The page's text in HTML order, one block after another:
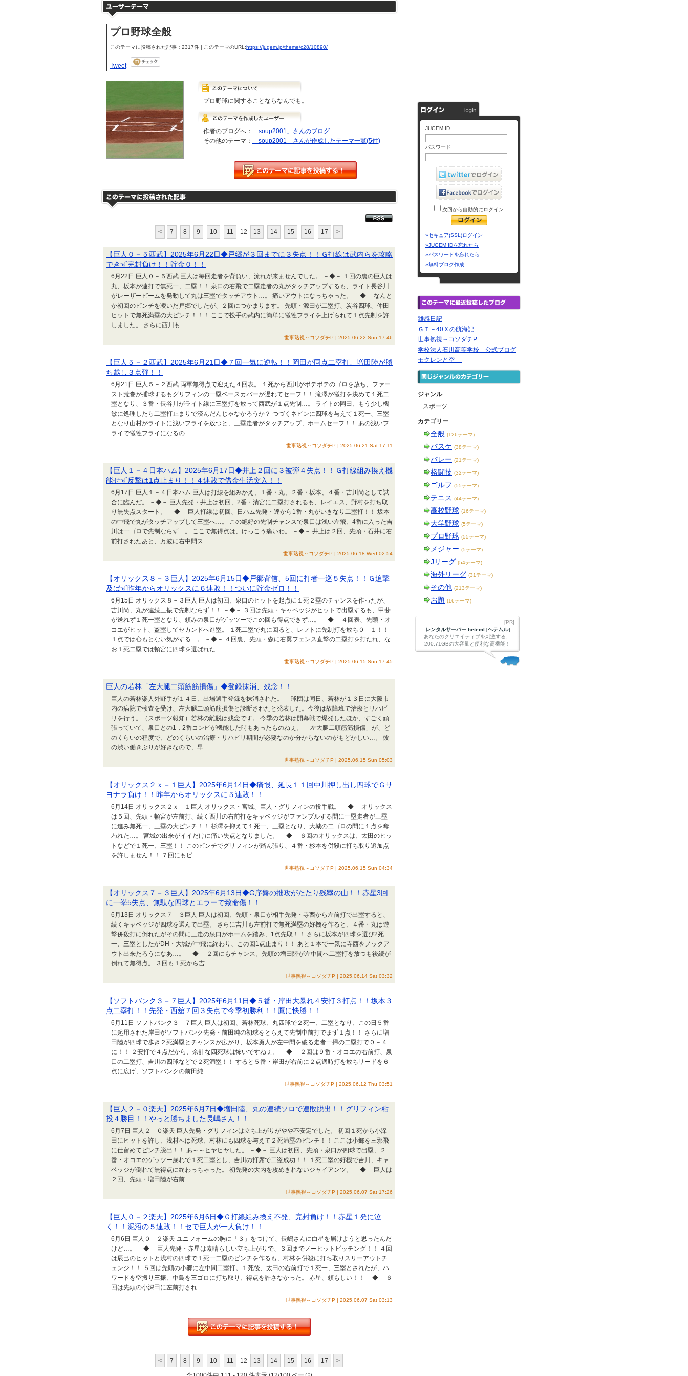
プロ野球全般
このテーマに投稿された記事：2317件 | このテーマのURL:https://jugem.jp/theme/c28/10890/
Tweet
プロ野球に関することならなんでも。
作者のブログへ：
「soup2001」さんのブログ
その他のテーマ：
「soup2001」さんが作成したテーマ一覧(5件)
< 7 8 9 10 11 12 13 14 15 16 17 >
【巨人０－５西武】2025年6月22日◆戸郷が３回までに３失点！！Ｇ打線は武内らを攻略
できず完封負け！！貯金０！！
6月22日 巨人０－５西武 巨人は毎回走者を背負い、流れが来ませんでした。 －◆－ １回の裏の巨人は
丸、坂本が連打で無死一、二塁！！ 泉口の右飛で二塁走者の丸がタッチアップするも、ライト長谷川
がレーザービームを発動して丸は三塁でタッチアウト…。 痛いアウトになっちゃった。 －◆－ なんと
か初回のピンチを凌いだ戸郷でしたが、２回につかまります。 先頭・源田が二塁打、炭谷四球、仲田
ヒットで無死満塁の大ピンチ！！！ ここで投手の武内に簡単に犠牲フライを上げられて１点先制を許
しました。 さらに西川も...
世事熟視～コソダチP | 2025.06.22 Sun 17:46
【巨人５－２西武】2025年6月21日◆７回一気に逆転！！岡田が同点二塁打、増田陸が勝
ち越し３点弾！！
6月21日 巨人５－２西武 両軍無得点で迎えた４回表。 １死から西川がボテボテのゴロを放ち、ファー
スト荒巻が捕球するもグリフィンの一塁ベースカバーが遅れてセーフ！！ 滝澤が犠打を決めて１死二
塁となり、３番・長谷川がライト線に三塁打を放って西武が１点先制…。 ライトの岡田、もう少し機
敏に処理したら二塁打止まりで済んだんじゃなかろうか？ つづくネビンに四球を与えて１死一、三塁
となり山村がライトに浅いフライを放つと、三塁走者がタッチアップ、ホームセーフ！！ あの浅いフ
ライで犠牲フライになるの...
世事熟視～コソダチP | 2025.06.21 Sat 17:11
【巨人１－４日本ハム】2025年6月17日◆井上２回に３被弾４失点！！Ｇ打線組み換え機
能せず反撃は1点止まり！！４連敗で借金生活突入！！
6月17日 巨人１－４日本ハム 巨人は打線を組みかえ、１番・丸、２番・坂本、４番・吉川尚として試
合に臨んだ。 －◆－ 巨人先発・井上は初回、2番・清宮に二塁打されるも、レイエス、野村を打ち取
り無失点スタート。 －◆－ 巨人打線は初回、日ハム先発・達から1番・丸がいきなり二塁打！！ 坂本
の中飛で丸がタッチアップして三塁へ…。 この絶好の先制チャンスで泉口は浅い左飛、4番に入った吉
川は一ゴロで先制ならず…。 ここで無得点は、けっこう痛いわ。 －◆－ 井上は２回、先頭・石井に右
前打されたあと、万波に右中間ス...
世事熟視～コソダチP | 2025.06.18 Wed 02:54
【オリックス８－３巨人】2025年6月15日◆戸郷背信、5回に打者一巡５失点！！Ｇ追撃
及ばず昨年からオリックスに６連敗！！ついに貯金ゼロ！！
6月15日 オリックス８－３巨人 巨人は初回、泉口のヒットを起点に１死２塁のチャンスを作ったが、
吉川尚、丸が連続三振で先制ならず！！ －◆－ ３回は先頭・キャベッジがヒットで出塁するも、甲斐
が送れず１死一塁となり、頼みの泉口がゲッツーでこの回も得点できず…。 －◆－ ４回表、先頭・オ
コエがヒット、盗塁してセカンドへ進塁。 １死二塁で丸に回ると、レフトに先制打を放ち０－１！！
１点では心もとない気がする…。 －◆－ ４回裏、先頭・森に右翼フェンス直撃の二塁打を打たれ、な
お１死二塁では頓宮に四球を選ばれた...
世事熟視～コソダチP | 2025.06.15 Sun 17:45
巨人の若林「左大腿二頭筋筋損傷」◆登録抹消、残念！！
巨人の若林楽人外野手が１４日、出場選手登録を抹消された。 球団は同日、若林が１３日に大阪市
内の病院で検査を受け、左大腿二頭筋筋損傷と診断されたと発表した。今後は故障班で治療とリハビ
リを行う。（スポーツ報知）若林の離脱は残念です。 今季の若林は開幕戦で爆発したほか、すごく頑
張っていて、泉口との1，2番コンビが機能した時もあったものねぇ。 「左大腿二頭筋筋損傷」が、ど
のくらいの程度で、どのくらいの治療・リハビリ期間が必要なのか分からないのがもどかしい…。 彼
の渋い働きぶりが好きなので、早...
世事熟視～コソダチP | 2025.06.15 Sun 05:03
【オリックス２ｘ－１巨人】2025年6月14日◆痛恨、延長１１回中川押し出し四球でＧサ
ヨナラ負け！！昨年からオリックスに５連敗！！
6月14日 オリックス２ｘ－１巨人 オリックス・宮城、巨人・グリフィンの投手戦。 －◆－ オリックス
は５回、先頭・頓宮が左前打、続く西川の右前打をキャベッジがファンブルする間に一塁走者が三塁
に進み無死一、三塁の大ピンチ！！ 杉澤を抑えて１死一、三塁となり、大城の二ゴロの間に１点を奪
われた…。 宮城の出来がイイだけに痛い失点となりました。 －◆－ ６回のオリックスは、太田のヒッ
トなどで１死一、三塁！！ このピンチでグリフィンが踏ん張り、４番・杉本を併殺に打ち取り追加点
を許しません！！ ７回にもピ...
世事熟視～コソダチP | 2025.06.15 Sun 04:34
【オリックス７－３巨人】2025年6月13日◆G序盤の拙攻がたたり残塁の山！！赤星3回
に一挙5失点、無駄な四球とエラーで致命傷！！
6月13日 オリックス７－３巨人 巨人は初回、先頭・泉口が相手先発・寺西から左前打で出塁すると、
続くキャベッジが四球を選んで出塁。 さらに吉川も左前打で無死満塁の好機を作ると、４番・丸は遊
撃併殺打に倒れたがその間に三走の泉口がホームを踏み、1点先取！！ さらに坂本が四球を選び2死
一、三塁としたがDH・大城が中飛に終わり、この回1点止まり！！ あと１本で一気に寺西をノックア
ウト出来たろうになあ…。 －◆－ ２回にもチャンス。先頭の増田陸が左中間へ二塁打を放つも後続が
倒れて無得点。 ３回も１死から吉...
世事熟視～コソダチP | 2025.06.14 Sat 03:32
【ソフトバンク３－７巨人】2025年6月11日◆５番・岸田大暴れ４安打３打点！！坂本３
点二塁打！！先発・西舘７回３失点で今季初勝利！！鷹に快勝！！
6月11日 ソフトバンク３－７巨人 巨人は初回、若林死球、丸四球で２死一、二塁となり、この日５番
に起用された岸田がソフトバンク先発・前田純の初球をとらえて先制中前打でまず１点！！ さらに増
田陸が四球で歩き２死満塁とチャンスが広がり、坂本勇人が左中間を破る走者一掃の二塁打で０－４
に！！ ２安打で４点だから、余計な四死球は怖いですねぇ。 －◆－ ２回は９番・オコエの右前打、泉
口の二塁打、吉川の四球などで２死満塁！！ すると５番・岸田が右前に２点適時打を放ちリードを６
点に広げ、ソフトバンクの前田純...
世事熟視～コソダチP | 2025.06.12 Thu 03:51
【巨人２－０楽天】2025年6月7日◆増田陸、丸の連続ソロで連敗脱出！！グリフィン粘
投４勝目！！やっと勝ちました長嶋さん！！
6月7日 巨人２－０楽天 巨人先発・グリフィンは立ち上がりがやや不安定でした。 初回１死から小深
田にヒットを許し、浅村へは死球、村林にも四球を与えて２死満塁のピンチ！！ ここは小郷を三邪飛
に仕留めてピンチ脱出！！ あ～～ヒヤヒヤした。 －◆－ 巨人は初回、先頭・泉口が四球で出塁、２
番・オコエのゲッツー崩れで１死二塁とし、吉川の打席で二盗成功！！ １死二塁の好機で吉川、キャ
ベッジが倒れて無得点に終わっちゃった。 初先発の大内を攻めきれないジャイアンツ。 －◆－ 巨人は
２回、先頭・増田陸が右前...
世事熟視～コソダチP | 2025.06.07 Sat 17:26
【巨人０－２楽天】2025年6月6日◆Ｇ打線組み換え不発、完封負け！！赤星１発に泣
く！！泥沼の５連敗！！セで巨人が一人負け！！
6月6日 巨人０－２楽天 ユニフォームの胸に「３」をつけて、長嶋さんに白星を届けようと思ったんだ
けど…。 －◆－ 巨人先発・赤星は素晴らしい立ち上がりで、３回までノーヒットピッチング！！ ４回
は辰巳のヒットと浅村の四球で１死一二塁のピンチを作るも、村林を併殺に打ち取りスリーアウトチ
ェンジ！！ ５回は先頭の小郷に左中間二塁打。１死後、太田の右前打で１死一、三塁とされたが、ハ
ワードを空振り三振、中島を三ゴロに打ち取り、得点を許さなかった。 赤星、頼もしい！！ －◆－ ６
回は先頭の小深田に左前打され...
世事熟視～コソダチP | 2025.06.07 Sat 03:13
< 7 8 9 10 11 12 13 14 15 16 17 >
JUGEM ID
パスワード
次回から自動的にログイン
»セキュア(SSL)ログイン
»JUGEM IDを忘れたら
»パスワードを忘れたら
»無料ブログ作成
雑感日記
ＧＴ－40Ｘの航海記
世事熟視～コソダチP
学校法人石川高等学校 公式ブログ
モクレンと空
ジャンル
スポーツ
カテゴリー
全般 (126テーマ)
バスケ (38テーマ)
バレー (21テーマ)
格闘技 (32テーマ)
ゴルフ (55テーマ)
テニス (44テーマ)
高校野球 (16テーマ)
大学野球 (5テーマ)
プロ野球 (55テーマ)
メジャー (5テーマ)
Jリーグ (54テーマ)
海外リーグ (31テーマ)
その他 (213テーマ)
お題 (16テーマ)
[PR]
レンタルサーバー heteml [ヘテムル]
あなたのクリエイティブを刺激する、
200.71GBの大容量と便利な高機能！